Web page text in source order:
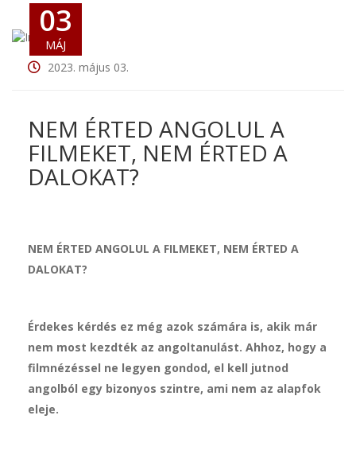
03
MÁJ
2023. május 03.
NEM ÉRTED ANGOLUL A
FILMEKET, NEM ÉRTED A
DALOKAT?
NEM ÉRTED ANGOLUL A FILMEKET, NEM ÉRTED A
DALOKAT?
Érdekes kérdés ez még azok számára is, akik már
nem most kezdték az angoltanulást. Ahhoz, hogy a
filmnézéssel ne legyen gondod, el kell jutnod
angolból egy bizonyos szintre, ami nem az alapfok
eleje.